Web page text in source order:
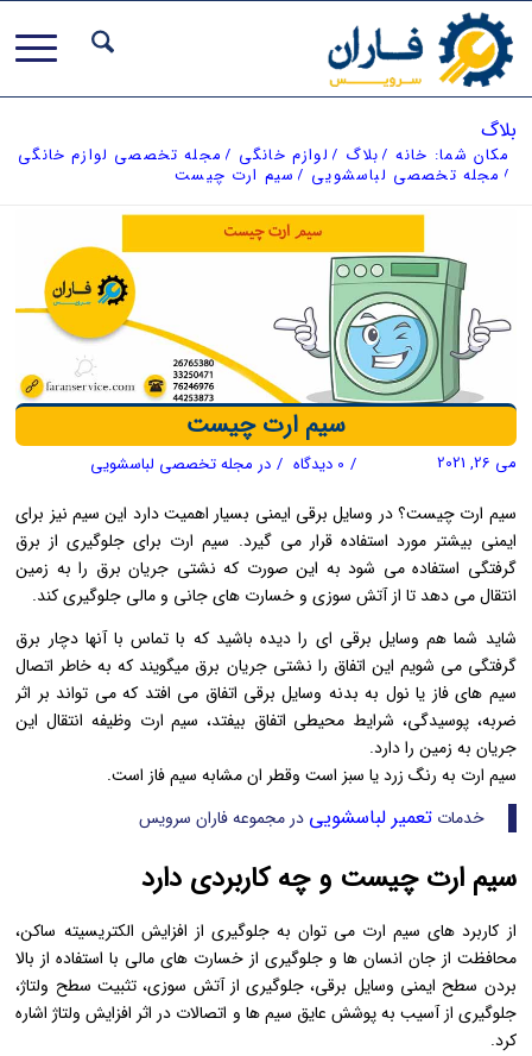
بلاگ
مکان شما: خانه /بلاگ / لوازم خانگی / مجله تخصصی لوازم خانگی
/ مجله تخصصی لباسشویی / سیم ارت چیست
سیم ارت چیست
می 26, 2021 / 0 دیدگاه / در مجله تخصصی لباسشویی
سیم ارت چیست؟ در وسایل برقی ایمنی بسیار اهمیت دارد این سیم نیز برای
ایمنی بیشتر مورد استفاده قرار می گیرد. سیم ارت برای جلوگیری از برق
گرفتگی استفاده می شود به این صورت که نشتی جریان برق را به زمین
انتقال می دهد تا از آتش سوزی و خسارت های جانی و مالی جلوگیری کند.
شاید شما هم وسایل برقی ای را دیده باشید که با تماس با آنها دچار برق
گرفتگی می شویم این اتفاق را نشتی جریان برق میگویند که به خاطر اتصال
سیم های فاز یا نول به بدنه وسایل برقی اتفاق می افتد که می تواند بر اثر
ضربه، پوسیدگی، شرایط محیطی اتفاق بیفتد، سیم ارت وظیفه انتقال این
جریان به زمین را دارد.
سیم ارت به رنگ زرد یا سبز است وقطر ان مشابه سیم فاز است.
خدماتتعمیر لباسشویی در مجموعه فاران سرویس
سیم ارت چیست و چه کاربردی دارد
از کاربرد های سیم ارت می توان به جلوگیری از افزایش الکتریسیته ساکن،
محافظت از جان انسان ها و جلوگیری از خسارت های مالی با استفاده از بالا
بردن سطح ایمنی وسایل برقی، جلوگیری از آتش سوزی، تثبیت سطح ولتاژ،
جلوگیری از آسیب به پوشش عایق سیم ها و اتصالات در اثر افزایش ولتاژ اشاره
کرد.